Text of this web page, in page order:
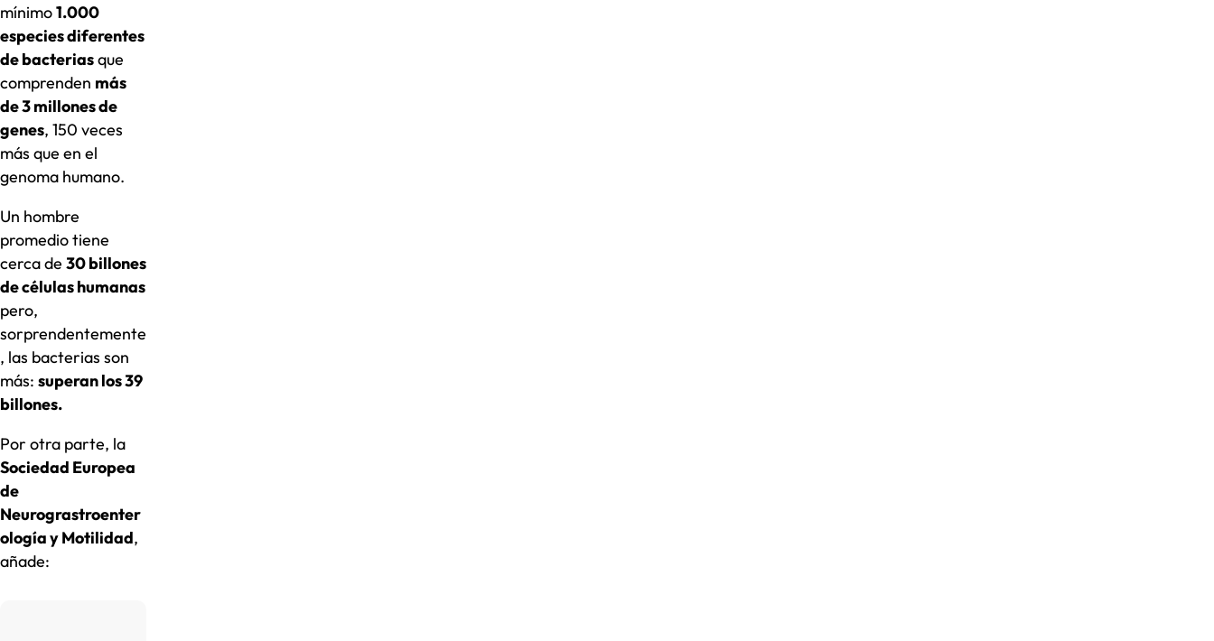
mínimo1.000
especies diferentes
de bacteriasque
comprenden más
de 3 millones de
genes, 150 veces
más que en el
genoma humano.
Un hombre
promedio tiene
cerca de 30 billones
de células humanas
pero,
sorprendentemente
, las bacterias son
más: superan los 39
billones.
Por otra parte, la
Sociedad Europea
de
Neurograstroenter
ología y Motilidad,
añade: